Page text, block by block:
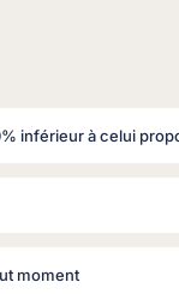
inférieur à celui
moment